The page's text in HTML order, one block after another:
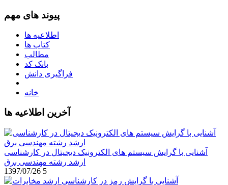
پیوند های مهم
اطلاعیه ها
کتاب ها
مطالب
بانک کد
فراگیری دانش
خانه
آخرین اطلاعیه ها
آشنایی با گرایش سیستم های الکترونیک دیجیتال در کارشناسی
ارشد رشته مهندسی برق
1397/07/26 5